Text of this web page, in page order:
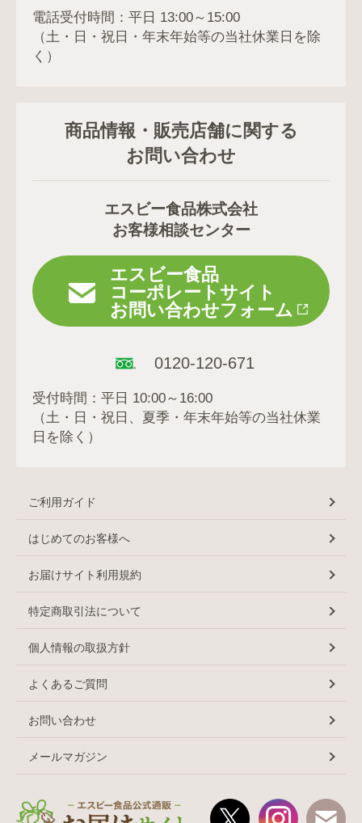
電話受付時間：平日 13:00～15:00
（土・日・祝日・年末年始等の当社休業日を除
く）
商品情報・販売店舗に関する
お問い合わせ
エスビー食品株式会社
お客様相談センター
エスビー食品
コーポレートサイト
お問い合わせフォーム
0120-120-671
受付時間：平日 10:00～16:00
（土・日・祝日、夏季・年末年始等の当社休業
日を除く）
ご利用ガイド
はじめてのお客様へ
お届けサイト利用規約
特定商取引法について
個人情報の取扱方針
よくあるご質問
お問い合わせ
メールマガジン